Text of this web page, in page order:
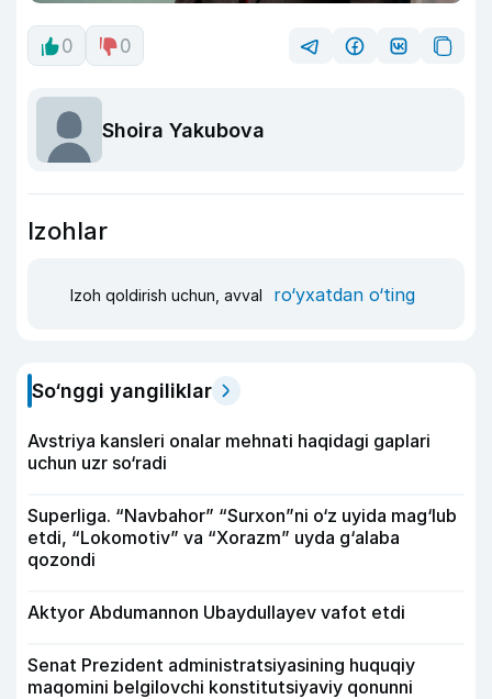
0 0
Shoira Yakubova
Izohlar
Izoh qoldirish uchun, avval ro‘yxatdan o‘ting
So‘nggi yangiliklar
Avstriya kansleri onalar mehnati haqidagi gaplari
uchun uzr so‘radi
Superliga. “Navbahor” “Surxon”ni o‘z uyida mag‘lub
etdi, “Lokomotiv” va “Xorazm” uyda g‘alaba
qozondi
Aktyor Abdu­mannon Ubaydullayev vafot etdi
Senat Prezident administratsiyasining huquqiy
maqomini belgilovchi konstitutsiyaviy qonunni